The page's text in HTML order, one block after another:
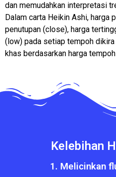
dan memudahkan interpretasi
Dalam carta Heikin Ashi, harga
penutupan (close), harga
(low) pada setiap tempoh
khas berdasarkan harga
Kelebihan
1. Melicinkan